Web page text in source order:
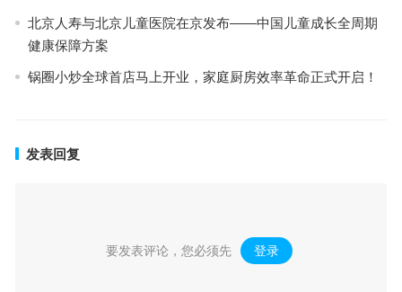
北京人寿与北京儿童医院在京发布——中国儿童成长全周期
健康保障方案
锅圈小炒全球首店马上开业，家庭厨房效率革命正式开启！
发表回复
要发表评论，您必须先 登录 。